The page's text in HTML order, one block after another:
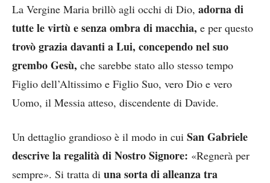
La Vergine Maria brillò agli occhi di Dio, adorna di
tutte le virtù e senza ombra di macchia, e per questo
trovò grazia davanti a Lui, concependo nel suo
grembo Gesù, che sarebbe stato allo stesso tempo
Figlio dell’Altissimo e Figlio Suo, vero Dio e vero
Uomo, il Messia atteso, discendente di Davide.
Un dettaglio grandioso è il modo in cui San Gabriele
descrive la regalità di Nostro Signore: «Regnerà per
sempre». Si tratta di una sorta di alleanza tra